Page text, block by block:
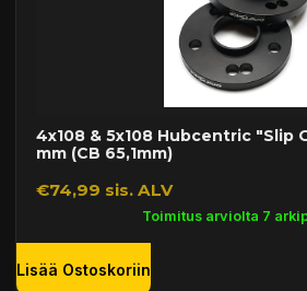
4x108 & 5x108 Hubcentric "Slip
mm (CB 65,1mm)
€74,99 sis. ALV
Toimitus arviolta 7
Lisää Ostoskoriin